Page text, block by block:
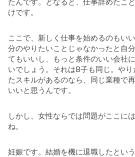
けです。
ここで、新しく仕事を始めるのもい
分のやりたいことじゃなかったと自
てもいいし、もっと条件のいい会社
いでしょう。それはB子も同じ。や
たスキルがあるのなら、同じ業種で
いいと思うんです。
しかし、女性ならでは問題がここに
ね。
妊娠です。結婚を機に退職したとい